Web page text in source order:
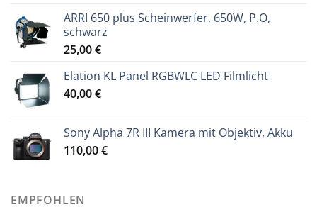
ARRI 650 plus Scheinwerfer, 650W, P.O,
schwarz
25,00€
Elation KL Panel RGBWLC LED Filmlicht
40,00€
Sony Alpha 7R III Kamera mit Objektiv, Akku
110,00€
EMPFOHLEN